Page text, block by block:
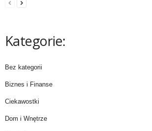
Kategorie:
Bez kategorii
Biznes i Finanse
Ciekawostki
Dom i Wnętrze